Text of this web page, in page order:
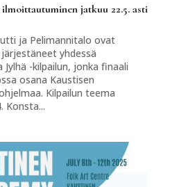
jatkuu 22.5. asti
ja Pelimannitalo ovat
yhdessä
-kilpailun, jonka finaali
osana Kaustisen
Kilpailun teema
Konsta...